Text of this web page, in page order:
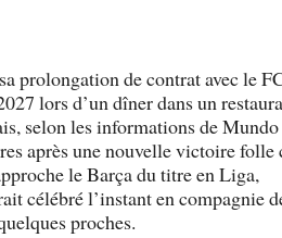
prolongation de contrat avec le
lors d’un dîner dans un
selon les informations de Mundo
après une nouvelle victoire folle
le Barça du titre en Liga,
célébré l’instant en compagnie
proches.